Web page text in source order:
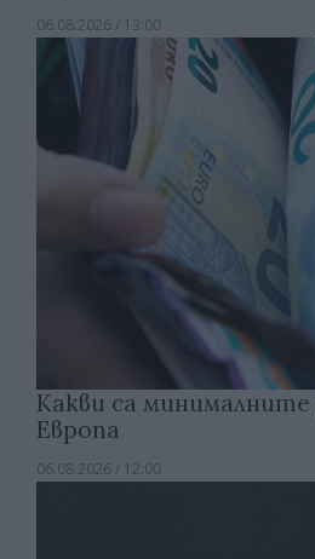
06.08.2026 / 13:00
Какви са минималните
Европа
06.08.2026 / 12:00